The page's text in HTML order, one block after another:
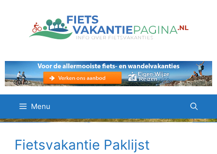
Menu
Fietsvakantie Paklijst